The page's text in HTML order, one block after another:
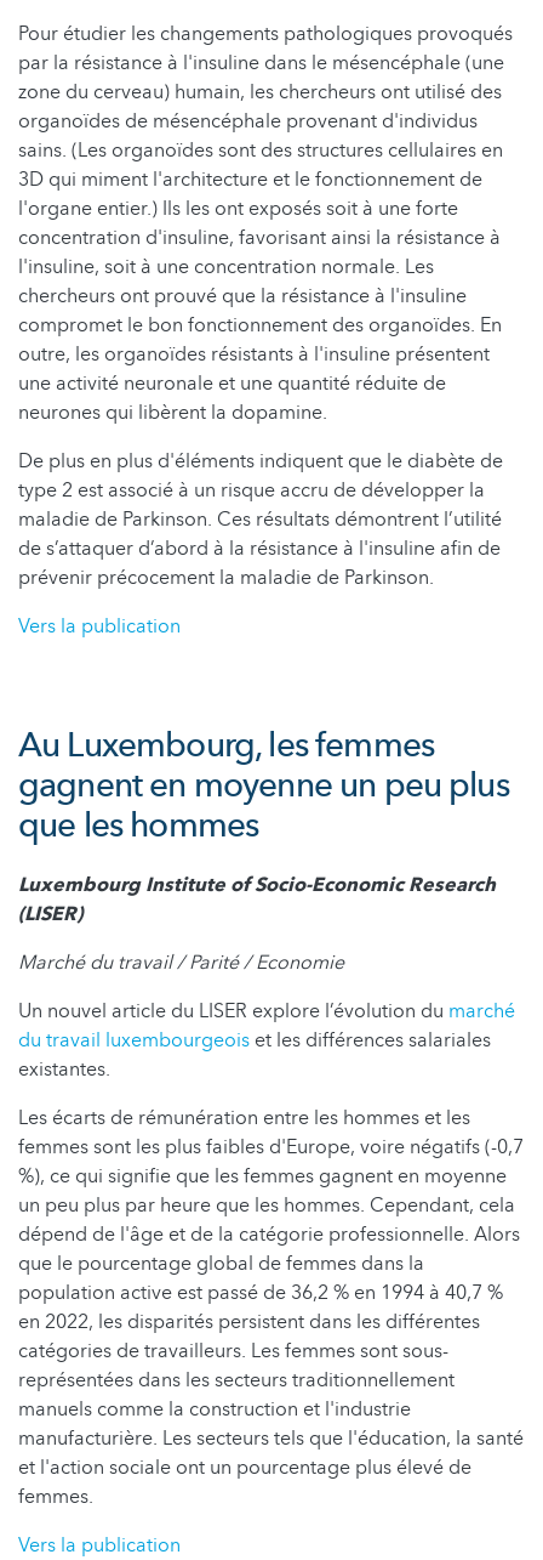
Pour étudier les changements pathologiques provoqués
par la résistance à l'insuline dans le mésencéphale (une
zone du cerveau) humain, les chercheurs ont utilisé des
organoïdes de mésencéphale provenant d'individus
sains. (Les organoïdes sont des structures cellulaires en
3D qui miment l'architecture et le fonctionnement de
l'organe entier.) Ils les ont exposés soit à une forte
concentration d'insuline, favorisant ainsi la résistance à
l'insuline, soit à une concentration normale. Les
chercheurs ont prouvé que la résistance à l'insuline
compromet le bon fonctionnement des organoïdes. En
outre, les organoïdes résistants à l'insuline présentent
une activité neuronale et une quantité réduite de
neurones qui libèrent la dopamine.
De plus en plus d'éléments indiquent que le diabète de
type 2 est associé à un risque accru de développer la
maladie de Parkinson. Ces résultats démontrent l’utilité
de s’attaquer d’abord à la résistance à l'insuline afin de
prévenir précocement la maladie de Parkinson.
Vers la publication
Au Luxembourg, les femmes
gagnent en moyenne un peu plus
que les hommes
Luxembourg Institute of Socio-Economic Research
(LISER)
Marché du travail / Parité / Economie
Un nouvel article du LISER explore l’évolution du marché
du travail luxembourgeois et les différences salariales
existantes.
Les écarts de rémunération entre les hommes et les
femmes sont les plus faibles d'Europe, voire négatifs (-0,7
%), ce qui signifie que les femmes gagnent en moyenne
un peu plus par heure que les hommes. Cependant, cela
dépend de l'âge et de la catégorie professionnelle. Alors
que le pourcentage global de femmes dans la
population active est passé de 36,2 % en 1994 à 40,7 %
en 2022, les disparités persistent dans les différentes
catégories de travailleurs. Les femmes sont sous-
représentées dans les secteurs traditionnellement
manuels comme la construction et l'industrie
manufacturière. Les secteurs tels que l'éducation, la santé
et l'action sociale ont un pourcentage plus élevé de
femmes.
Vers la publication